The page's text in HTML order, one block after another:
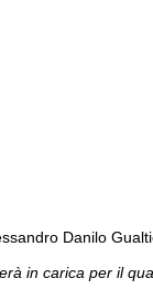
Danilo
in carica per il